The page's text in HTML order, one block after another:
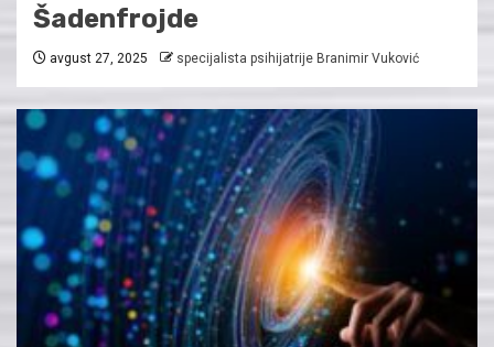
Šadenfrojde
avgust 27, 2025 specijalista psihijatrije Branimir Vuković